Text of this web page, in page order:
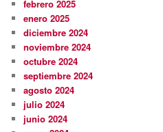
febrero 2025
enero 2025
diciembre 2024
noviembre 2024
octubre 2024
septiembre 2024
agosto 2024
julio 2024
junio 2024